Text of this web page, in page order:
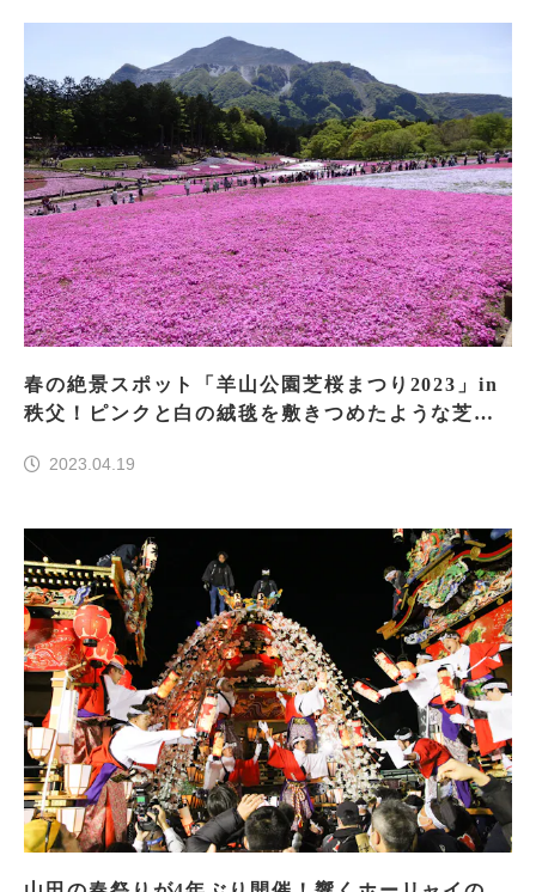
春の絶景スポット「羊山公園芝桜まつり2023」in
秩父！ピンクと白の絨毯を敷きつめたような芝桜
2023.04.19